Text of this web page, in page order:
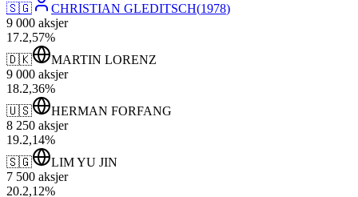
🇸🇬
CHRISTIAN GLEDITSCH(1978)
9 000 aksjer
17.2,57%
🇩🇰
MARTIN LORENZ
9 000 aksjer
18.2,36%
🇺🇸
HERMAN FORFANG
8 250 aksjer
19.2,14%
🇸🇬
LIM YU JIN
7 500 aksjer
20.2,12%